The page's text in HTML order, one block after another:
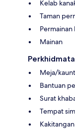
Kelab
Taman
Permainan
Mainan
Meja/
Bantuan
Surat
Tempat